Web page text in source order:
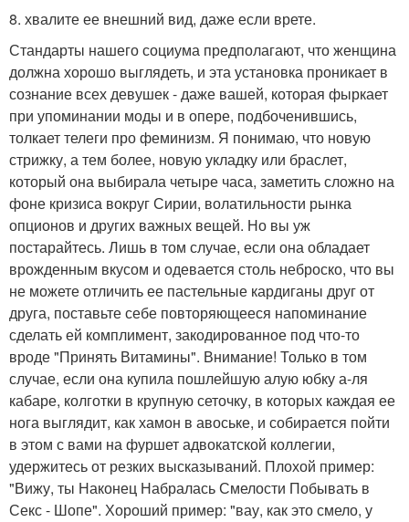
8. хвалите ее внешний вид, даже если врете.
Стандарты нашего социума предполагают, что женщина
должна хорошо выглядеть, и эта установка проникает в
сознание всех девушек - даже вашей, которая фыркает
при упоминании моды и в опере, подбоченившись,
толкает телеги про феминизм. Я понимаю, что новую
стрижку, а тем более, новую укладку или браслет,
который она выбирала четыре часа, заметить сложно на
фоне кризиса вокруг Сирии, волатильности рынка
опционов и других важных вещей. Но вы уж
постарайтесь. Лишь в том случае, если она обладает
врожденным вкусом и одевается столь неброско, что вы
не можете отличить ее пастельные кардиганы друг от
друга, поставьте себе повторяющееся напоминание
сделать ей комплимент, закодированное под что-то
вроде "Принять Витамины". Внимание! Только в том
случае, если она купила пошлейшую алую юбку а-ля
кабаре, колготки в крупную сеточку, в которых каждая ее
нога выглядит, как хамон в авоське, и собирается пойти
в этом с вами на фуршет адвокатской коллегии,
удержитесь от резких высказываний. Плохой пример:
"Вижу, ты Наконец Набралась Смелости Побывать в
Секс - Шопе". Хороший пример: "вау, как это смело, у